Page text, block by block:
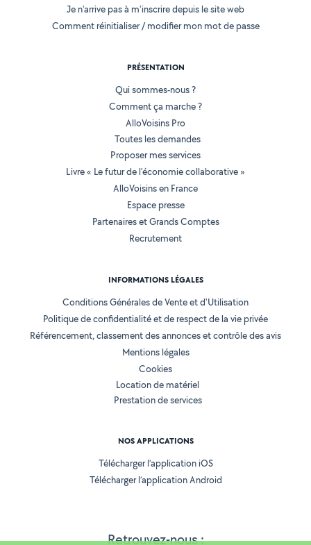
Retrouvez-nous :
Je n'arrive pas à m'inscrire depuis le site web
Comment réinitialiser / modifier mon mot de passe
PRÉSENTATION
Qui sommes-nous ?
Comment ça marche ?
AlloVoisins Pro
Toutes les demandes
Proposer mes services
Livre « Le futur de l'économie collaborative »
AlloVoisins en France
Espace presse
Partenaires et Grands Comptes
Recrutement
INFORMATIONS LÉGALES
Conditions Générales de Vente et d'Utilisation
Politique de confidentialité et de respect de la vie privée
Référencement, classement des annonces et contrôle des avis
Mentions légales
Cookies
Location de matériel
Prestation de services
NOS APPLICATIONS
Télécharger l’application iOS
Télécharger l’application Android